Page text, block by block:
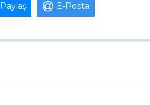
Paylaş E-Posta